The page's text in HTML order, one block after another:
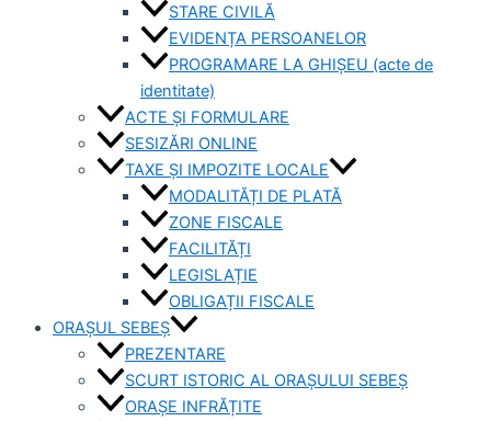
STARE CIVILĂ
EVIDENȚA PERSOANELOR
PROGRAMARE LA GHIȘEU (acte de
identitate)
ACTE ȘI FORMULARE
SESIZĂRI ONLINE
TAXE ȘI IMPOZITE LOCALE
MODALITĂȚI DE PLATĂ
ZONE FISCALE
FACILITĂȚI
LEGISLAȚIE
OBLIGAȚII FISCALE
ORAȘUL SEBEȘ
PREZENTARE
SCURT ISTORIC AL ORAȘULUI SEBEȘ
ORAȘE INFRĂȚITE